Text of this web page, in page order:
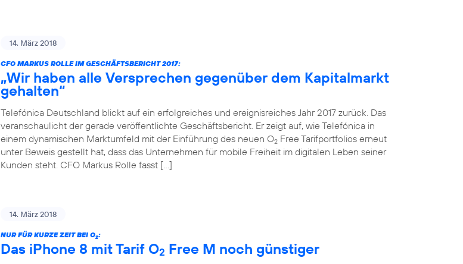
14. März 2018
CFO MARKUS ROLLE IM GESCHÄFTSBERICHT 2017:
„Wir haben alle Versprechen gegenüber dem Kapitalmarkt
gehalten“
Telefónica Deutschland blickt auf ein erfolgreiches und ereignisreiches Jahr 2017 zurück. Das
veranschaulicht der gerade veröffentlichte Geschäftsbericht. Er zeigt auf, wie Telefónica in
einem dynamischen Marktumfeld mit der Einführung des neuen O2 Free Tarifportfolios erneut
unter Beweis gestellt hat, dass das Unternehmen für mobile Freiheit im digitalen Leben seiner
Kunden steht. CFO Markus Rolle fasst […]
14. März 2018
NUR FÜR KURZE ZEIT BEI O2:
Das iPhone 8 mit Tarif O2 Free M noch günstiger